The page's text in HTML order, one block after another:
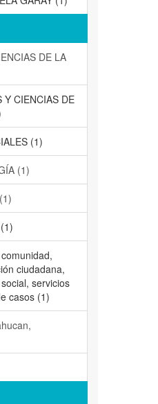
DE LA
Y CIENCIAS DE
(1)
(1)
ciudadana,
servicios
casos (1)